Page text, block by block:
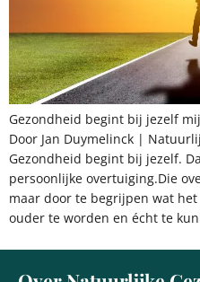
Gezondheid begint bij jezelf
Door Jan Duymelinck |
Gezondheid begint bij jezelf.
persoonlijke overtuiging.Die
maar door te begrijpen wat
ouder te worden en écht te